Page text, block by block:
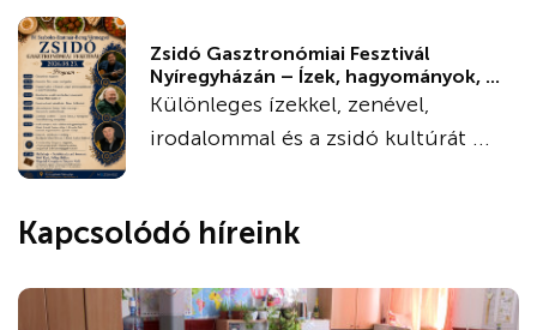
Zsidó Gasztronómiai Fesztivál
Nyíregyházán – Ízek, hagyományok, ...
Különleges ízekkel, zenével,
irodalommal és a zsidó kultúrát ...
Kapcsolódó híreink